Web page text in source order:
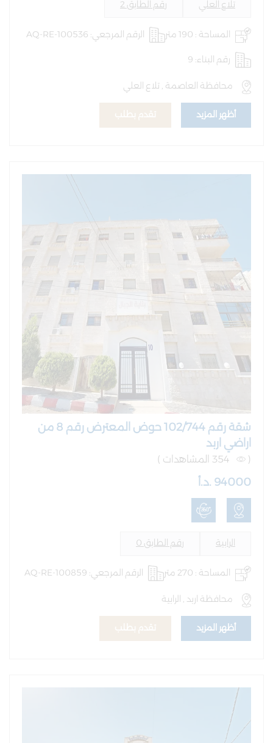
تلاع العلي رقم الطابق 2
المساحة : 190 متر
الرقم المرجعي: AQ-RE-100536
رقم البناء: 9
محافظة العاصمة , تلاع العلي
أظهر المزيد
شقة رقم 102/744 حوض المعترض رقم 8 من
اراضي اربد
(
94000 .د.أ
الرابية رقم الطابق 0
المساحة : 270 متر
الرقم المرجعي: AQ-RE-100859
محافظة اربد , الرابية
أظهر المزيد